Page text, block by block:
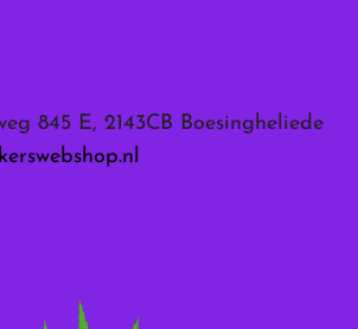
845 E, 2143CB Boesingheliede